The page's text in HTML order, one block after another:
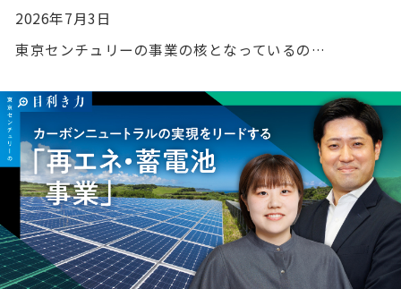
2026年7月3日
東京センチュリーの事業の核となっているの…